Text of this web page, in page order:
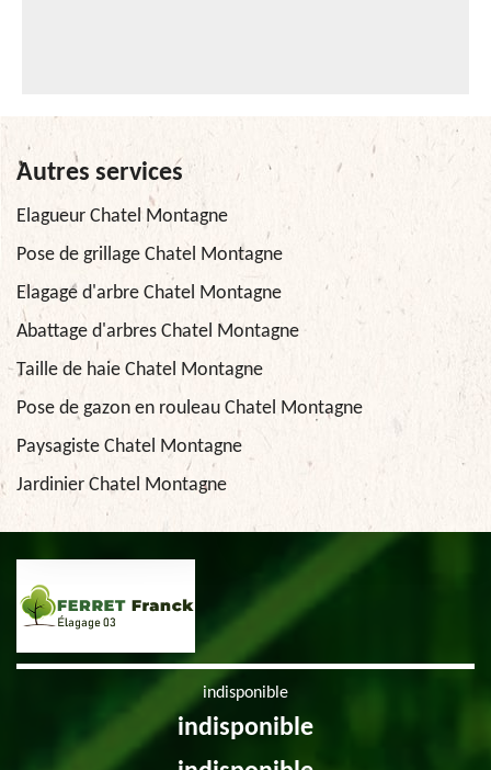
Autres services
Elagueur Chatel Montagne
Pose de grillage Chatel Montagne
Elagage d'arbre Chatel Montagne
Abattage d'arbres Chatel Montagne
Taille de haie Chatel Montagne
Pose de gazon en rouleau Chatel Montagne
Paysagiste Chatel Montagne
Jardinier Chatel Montagne
indisponible
indisponible